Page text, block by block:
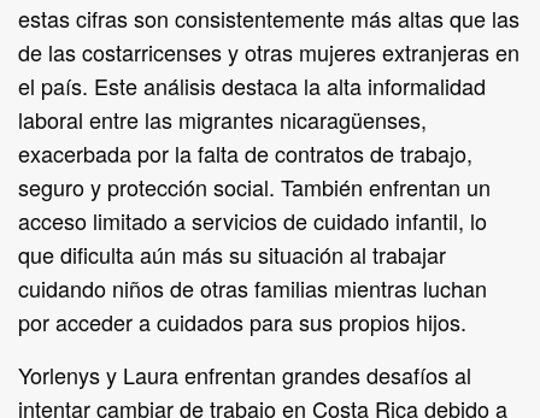
estas cifras son consistentemente más altas que las
de las costarricenses y otras mujeres extranjeras en
el país. Este análisis destaca la alta informalidad
laboral entre las migrantes nicaragüenses,
exacerbada por la falta de contratos de trabajo,
seguro y protección social. También enfrentan un
acceso limitado a servicios de cuidado infantil, lo
que dificulta aún más su situación al trabajar
cuidando niños de otras familias mientras luchan
por acceder a cuidados para sus propios hijos.
Yorlenys y Laura enfrentan grandes desafíos al
intentar cambiar de trabajo en Costa Rica debido a